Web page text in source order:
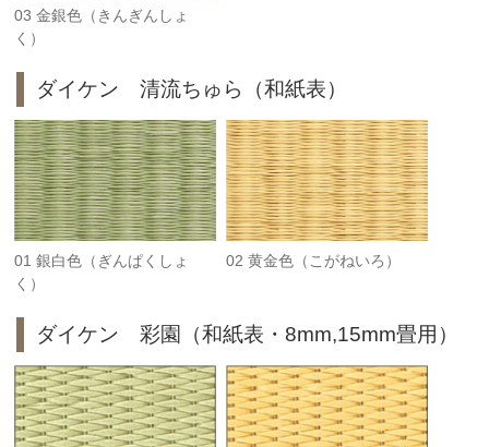
03 金銀色（きんぎんしょ
く）
ダイケン 清流ちゅら（和紙表）
01 銀白色（ぎんぱくしょ
く）
02 黄金色（こがねいろ）
ダイケン 彩園（和紙表・8mm,15mm畳用）